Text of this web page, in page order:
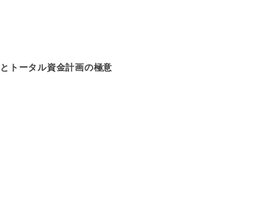
トータル資金計画の極意